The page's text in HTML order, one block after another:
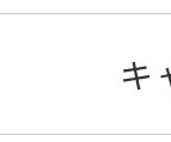
キ